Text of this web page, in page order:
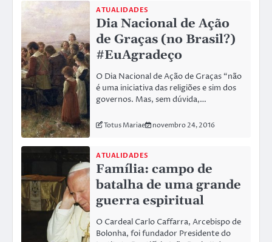
ATUALIDADES
Dia Nacional de Ação
de Graças (no Brasil?)
#EuAgradeço
O Dia Nacional de Ação de Graças “não
é uma iniciativa das religiões e sim dos
governos. Mas, sem dúvida,…
Totus Mariae novembro 24, 2016
ATUALIDADES
Família: campo de
batalha de uma grande
guerra espiritual
O Cardeal Carlo Caffarra, Arcebispo de
Bolonha, foi fundador Presidente do